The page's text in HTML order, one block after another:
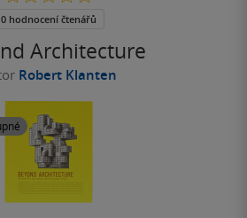
Architecture
Robert Klanten
5
0 hodnocení čtenářů